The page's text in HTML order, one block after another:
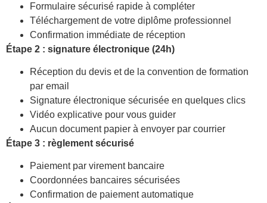
Formulaire sécurisé rapide à compléter
Téléchargement de votre diplôme professionnel
Confirmation immédiate de réception
Étape 2 : signature électronique (24h)
Réception du devis et de la convention de formation
par email
Signature électronique sécurisée en quelques clics
Vidéo explicative pour vous guider
Aucun document papier à envoyer par courrier
Étape 3 : règlement sécurisé
Paiement par virement bancaire
Coordonnées bancaires sécurisées
Confirmation de paiement automatique